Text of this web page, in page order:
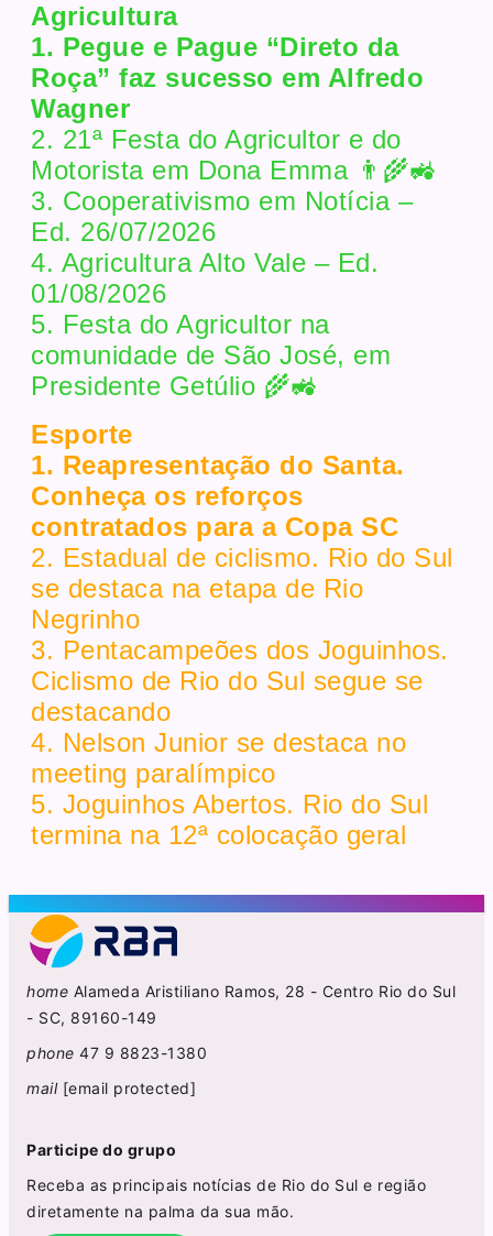
Agricultura
1. Pegue e Pague “Direto da
Roça” faz sucesso em Alfredo
Wagner
2. 21ª Festa do Agricultor e do
Motorista em Dona Emma 👨‍🌾🚜
3. Cooperativismo em Notícia –
Ed. 26/07/2026
4. Agricultura Alto Vale – Ed.
01/08/2026
5. Festa do Agricultor na
comunidade de São José, em
Presidente Getúlio 🌾🚜
Esporte
1. Reapresentação do Santa.
Conheça os reforços
contratados para a Copa SC
2. Estadual de ciclismo. Rio do Sul
se destaca na etapa de Rio
Negrinho
3. Pentacampeões dos Joguinhos.
Ciclismo de Rio do Sul segue se
destacando
4. Nelson Junior se destaca no
meeting paralímpico
5. Joguinhos Abertos. Rio do Sul
termina na 12ª colocação geral
home Alameda Aristiliano Ramos, 28 - Centro Rio do Sul
- SC, 89160-149
phone 47 9 8823-1380
mail [email protected]
Participe do grupo
Receba as principais notícias de Rio do Sul e região
diretamente na palma da sua mão.